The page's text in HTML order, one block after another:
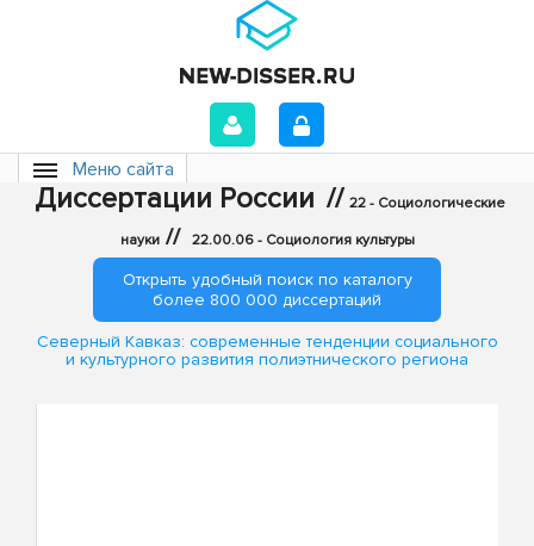
Меню сайта
Диссертации России // 22 - Социологические
науки // 22.00.06 - Социология культуры
Открыть удобный поиск по каталогу
более 800 000 диссертаций
Северный Кавказ: современные тенденции социального
и культурного развития полиэтнического региона